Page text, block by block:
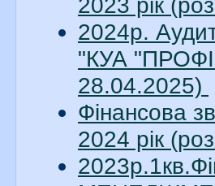
2023 рік
2024р.
"КУА
28.04.2025)
Фінансова
2024 рік